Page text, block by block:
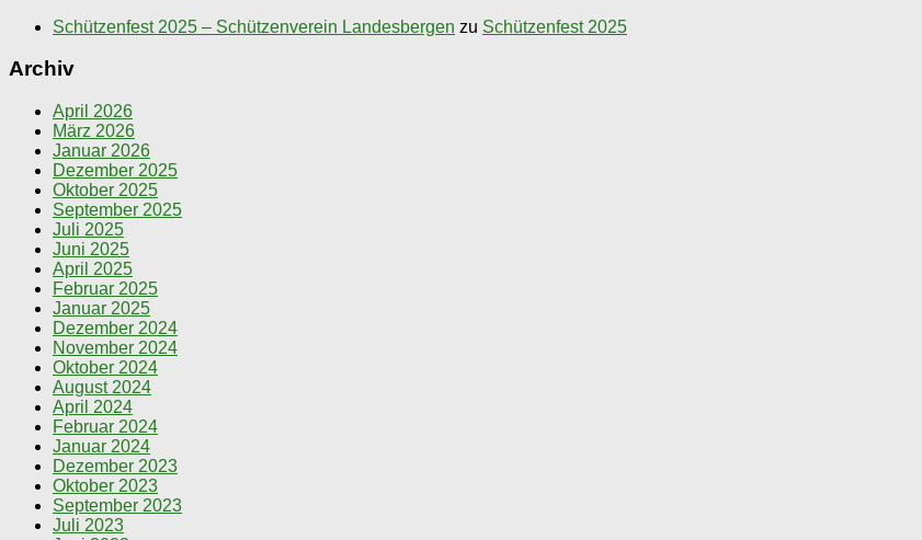
Schützenfest 2025 – Schützenverein Landesbergen zu Schützenfest 2025
Archiv
April 2026
März 2026
Januar 2026
Dezember 2025
Oktober 2025
September 2025
Juli 2025
Juni 2025
April 2025
Februar 2025
Januar 2025
Dezember 2024
November 2024
Oktober 2024
August 2024
April 2024
Februar 2024
Januar 2024
Dezember 2023
Oktober 2023
September 2023
Juli 2023